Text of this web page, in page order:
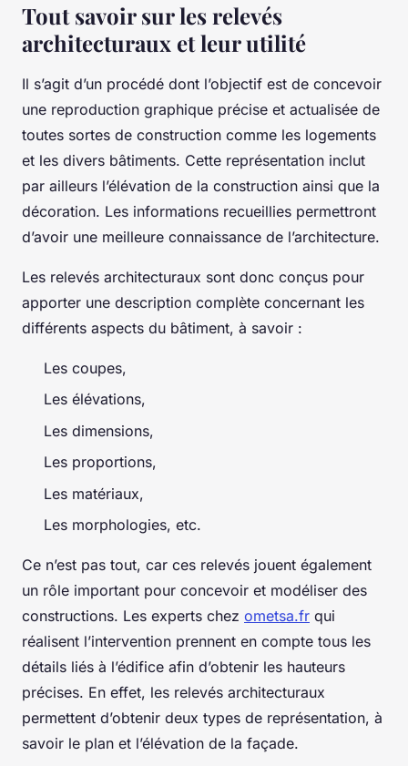
Tout savoir sur les relevés
architecturaux et leur utilité
Il s’agit d’un procédé dont l’objectif est de concevoir
une reproduction graphique précise et actualisée de
toutes sortes de construction comme les logements
et les divers bâtiments. Cette représentation inclut
par ailleurs l’élévation de la construction ainsi que la
décoration. Les informations recueillies permettront
d’avoir une meilleure connaissance de l’architecture.
Les relevés architecturaux sont donc conçus pour
apporter une description complète concernant les
différents aspects du bâtiment, à savoir :
Les coupes,
Les élévations,
Les dimensions,
Les proportions,
Les matériaux,
Les morphologies, etc.
Ce n’est pas tout, car ces relevés jouent également
un rôle important pour concevoir et modéliser des
constructions. Les experts chez ometsa.fr qui
réalisent l’intervention prennent en compte tous les
détails liés à l’édifice afin d’obtenir les hauteurs
précises. En effet, les relevés architecturaux
permettent d’obtenir deux types de représentation, à
savoir le plan et l’élévation de la façade.